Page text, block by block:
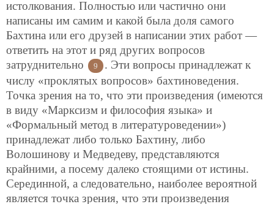
истолкования. Полностью или частично они
написаны им самим и какой была доля самого
Бахтина или его друзей в написании этих работ —
ответить на этот и ряд других вопросов
затруднительно
9
. Эти вопросы принадлежат к
числу «проклятых вопросов» бахтиноведения.
Точка зрения на то, что эти произведения (имеются
в виду «Марксизм и философия языка» и
«Формальный метод в литературоведении»)
принадлежат либо только Бахтину, либо
Волошинову и Медведеву, представляются
крайними, а посему далеко стоящими от истины.
Серединной, а следовательно, наиболее вероятной
является точка зрения, что эти произведения